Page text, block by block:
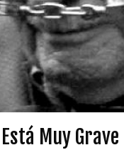
Muy Grave